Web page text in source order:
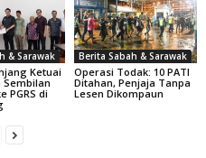
& Sarawak
Ketuai
Sembilan
PGRS di
Berita Sabah & Sarawak
Operasi Todak: 10 PATI
Ditahan, Penjaja Tanpa
Lesen Dikompaun